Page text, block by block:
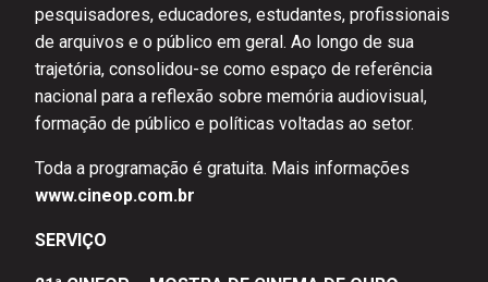
pesquisadores, educadores, estudantes, profissionais
de arquivos e o público em geral. Ao longo de sua
trajetória, consolidou-se como espaço de referência
nacional para a reflexão sobre memória audiovisual,
formação de público e políticas voltadas ao setor.
Toda a programação é gratuita. Mais informações
www.cineop.com.br
SERVIÇO